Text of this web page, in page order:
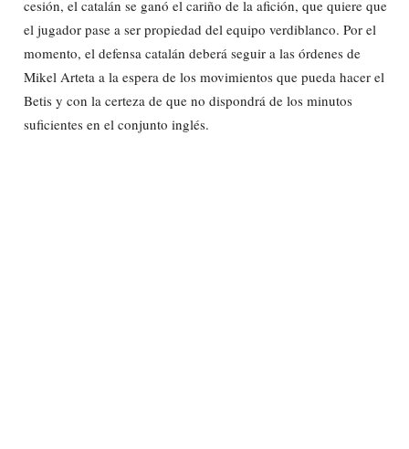
cesión, el catalán se ganó el cariño de la afición, que quiere que
el jugador pase a ser propiedad del equipo verdiblanco. Por el
momento, el defensa catalán deberá seguir a las órdenes de
Mikel Arteta a la espera de los movimientos que pueda hacer el
Betis y con la certeza de que no dispondrá de los minutos
suficientes en el conjunto inglés.